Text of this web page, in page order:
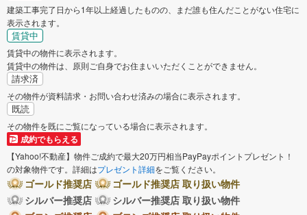
建築工事完了日から1年以上経過したものの、まだ誰も住んだことがない住宅に
表示されます。
賃貸中
賃貸中の物件に表示されます。
賃貸中の物件は、原則ご自身でお住まいいただくことができません。
請求済
その物件が資料請求・お問い合わせ済みの場合に表示されます。
既読
その物件を既にご覧になっている場合に表示されます。
成約でもらえる
【Yahoo!不動産】物件ご成約で最大20万円相当PayPayポイントプレゼント！
の対象物件です。詳細はプレゼント詳細をご覧ください。
ゴールド推奨店
ゴールド推奨店 取り扱い物件
シルバー推奨店
シルバー推奨店 取り扱い物件